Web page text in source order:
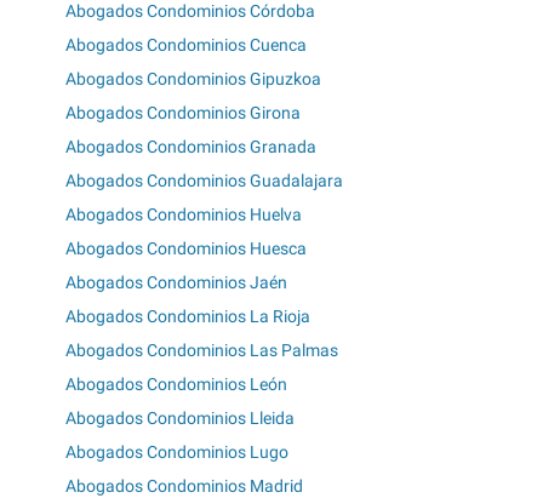
Abogados Condominios Córdoba
Abogados Condominios Cuenca
Abogados Condominios Gipuzkoa
Abogados Condominios Girona
Abogados Condominios Granada
Abogados Condominios Guadalajara
Abogados Condominios Huelva
Abogados Condominios Huesca
Abogados Condominios Jaén
Abogados Condominios La Rioja
Abogados Condominios Las Palmas
Abogados Condominios León
Abogados Condominios Lleida
Abogados Condominios Lugo
Abogados Condominios Madrid